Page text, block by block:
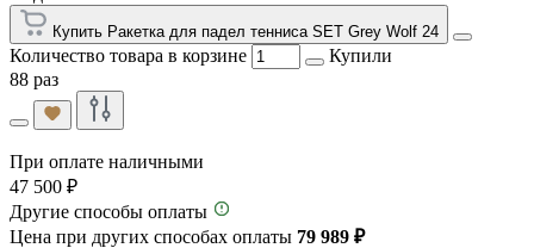
Купить Ракетка для падел тенниса SET Grey Wolf 24
Количество товара в корзине
Купили
88 раз
При оплате наличными
47 500 ₽
Другие способы оплаты
Цена при других способах оплаты 79 989 ₽